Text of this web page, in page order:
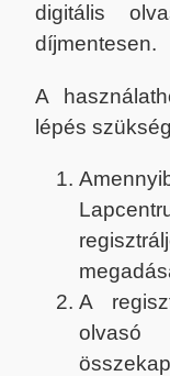
digitális
díjmentesen.
A
lépés
A